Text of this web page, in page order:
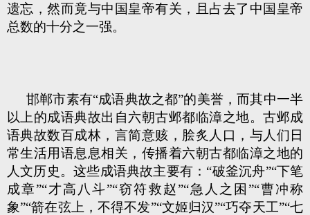
遗忘，然而竟与中国皇帝有关，且占去了中国皇帝
总数的十分之一强。
邯郸市素有“成语典故之都”的美誉，而其中一半
以上的成语典故出自六朝古邺都临漳之地。古邺成
语典故数百成林，言简意赅，脍炙人口，与人们日
常生活用语息息相关，传播着六朝古都临漳之地的
人文历史。这些成语典故主要有：“破釜沉舟”“下笔
成章”“才高八斗”“窃符救赵”“急人之困”“曹冲称
象”“箭在弦上，不得不发”“文姬归汉”“巧夺天工”“七